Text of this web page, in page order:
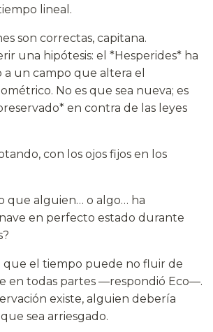
lineal.
son correctas, capitana.
una hipótesis: el *Hesperides* ha
un campo que altera el
No es que sea nueva; es
en contra de las leyes
con los ojos fijos en los
que alguien… o algo… ha
en perfecto estado durante
el tiempo puede no fluir de
en todas partes —respondió Eco—.
existe, alguien debería
sea arriesgado.